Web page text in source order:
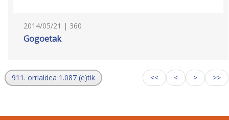
2014/05/21 | 360
Gogoetak
911. orrialdea 1.087 (e)tik << < > >>